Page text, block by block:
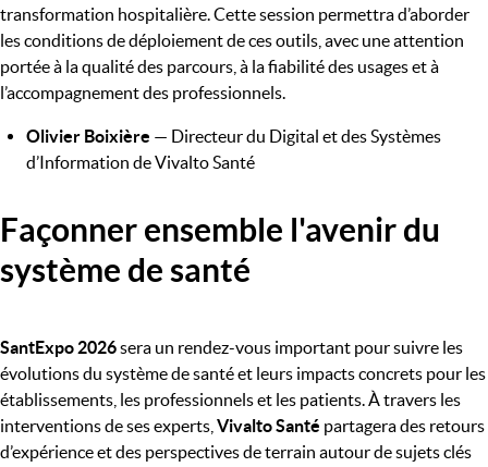
transformation hospitalière. Cette session permettra d’aborder
les conditions de déploiement de ces outils, avec une attention
portée à la qualité des parcours, à la fiabilité des usages et à
l’accompagnement des professionnels.
Olivier Boixière — Directeur du Digital et des Systèmes
d’Information de Vivalto Santé
Façonner ensemble l'avenir du
système de santé
SantExpo 2026sera un rendez-vous important pour suivre les
évolutions du système de santé et leurs impacts concrets pour les
établissements, les professionnels et les patients. À travers les
interventions de ses experts, Vivalto Santé partagera des retours
d’expérience et des perspectives de terrain autour de sujets clés